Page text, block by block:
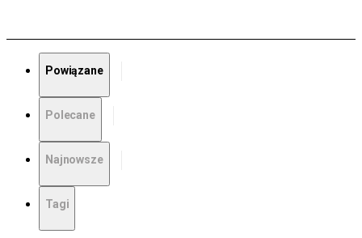
Powiązane
Polecane
Najnowsze
Tagi